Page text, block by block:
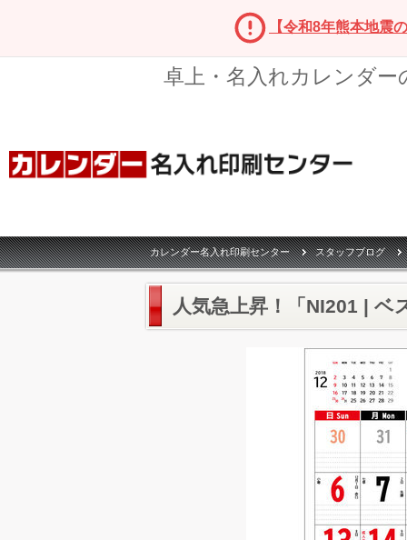
【令和8年熊本地震
卓上・名入れカレンダ
カレンダー名入れ印刷センター スタッフブログ
人気急上昇！「NI201 | ベ